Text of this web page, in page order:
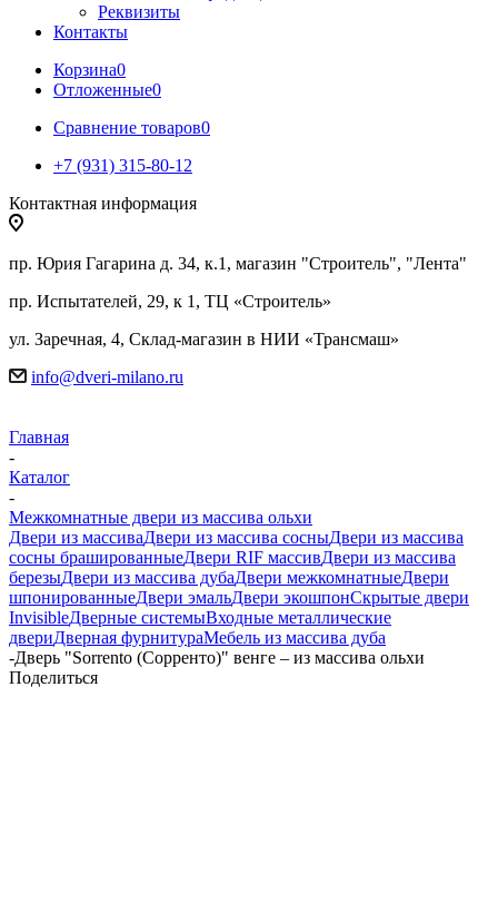
Реквизиты
Контакты
Корзина0
Отложенные0
Сравнение товаров0
+7 (931) 315-80-12
Контактная информация
пр. Юрия Гагарина д. 34, к.1, магазин "Строитель", "Лента"
пр. Испытателей, 29, к 1, ТЦ «Строитель»
ул. Заречная, 4, Склад-магазин в НИИ «Трансмаш»
info@dveri-milano.ru
Главная
-
Каталог
-
Межкомнатные двери из массива ольхи
Двери из массиваДвери из массива сосныДвери из массива
сосны брашированныеДвери RIF массивДвери из массива
березыДвери из массива дубаДвери межкомнатныеДвери
шпонированныеДвери эмальДвери экошпонСкрытые двери
InvisibleДверные системыВходные металлические
двериДверная фурнитураМебель из массива дуба
-Дверь "Sorrento (Сорренто)" венге – из массива ольхи
Поделиться